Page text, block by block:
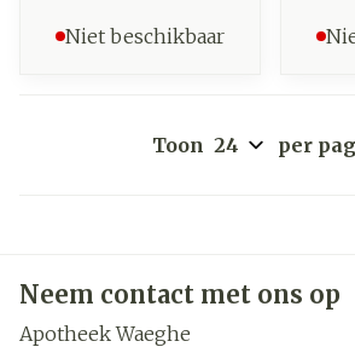
Niet beschikbaar
Toon per
Neem contact met ons op
Apotheek Waeghe